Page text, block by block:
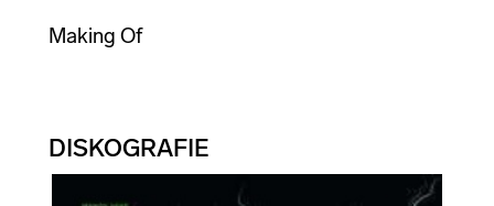
Making Of
DISKOGRAFIE